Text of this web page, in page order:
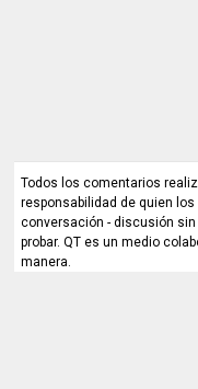
Todos los comentarios
responsabilidad de quien
conversación - discusión
probar. QT es un medio
manera.